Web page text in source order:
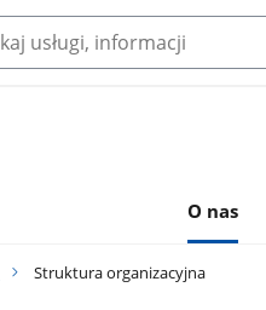
O nas
Struktura organizacyjna